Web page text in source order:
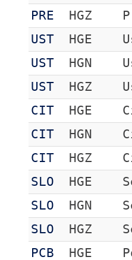
PRE
HGZ
UST
HGE
UST
HGN
UST
HGZ
CIT
HGE
CIT
HGN
CIT
HGZ
SLO
HGE
SLO
HGN
SLO
HGZ
PCB
HGE